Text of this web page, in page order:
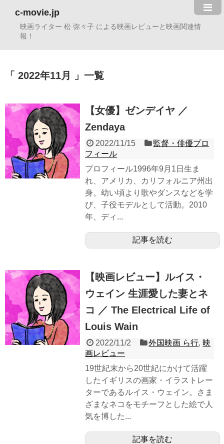
c-movie.jp
映画ライター 松 弥々子 による映画レビューと映画関連情
報！
2022年11月 一覧
【女優】ゼンデイヤ ／
Zendaya
2022/11/15
監督・俳優プロ
フィール
プロフィール1996年9月1日生ま
れ、アメリカ、カリフォルニア州出
身。幼い頃より歌やダンスなどを学
び、子役モデルとして活動。2010
年、ディ...
記事を読む
【映画レビュー】ルイス・
ウェイン 生涯愛した妻とネ
コ ／ The Electrical Life of
Louis Wain
2022/11/2 外国映画 ら行, 映
画レビュー
19世紀末から20世紀にかけて活躍
したイギリスの画家・イラストレー
ターであるルイス・ウェイン。さま
ざまなネコをモチーフとした絵で人
気を博した...
記事を読む